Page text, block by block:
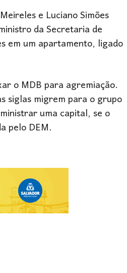
e Luciano Simões
da Secretaria de
em um apartamento, ligado
o MDB para agremiação.
siglas migrem para o grupo
uma capital, se o
pelo DEM.